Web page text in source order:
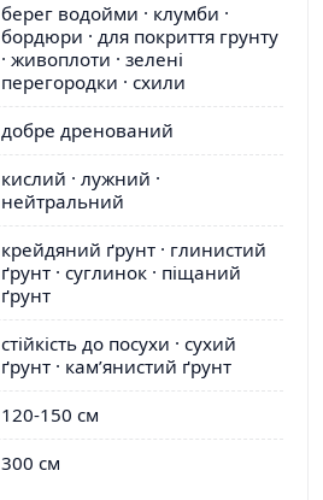
берег водойми · клумби ·
бордюри · для покриття грунту
· живоплоти · зелені
перегородки · схили
добре дренований
кислий · лужний ·
нейтральний
крейдяний ґрунт · глинистий
ґрунт · суглинок · піщаний
ґрунт
стійкість до посухи · сухий
ґрунт · кам’янистий ґрунт
120-150 см
300 см